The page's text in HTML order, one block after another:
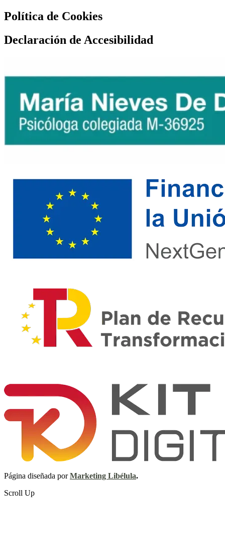
Política de Cookies
Declaración de Accesibilidad
Página diseñada porMarketing Libélula.
Scroll Up